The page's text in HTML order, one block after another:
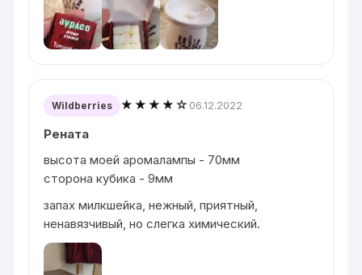
Wildberries ★★★★☆ 06.12.2022
Рената
высота моей аромалампы - 70мм
сторона кубика - 9мм
запах милкшейка, нежный, приятный,
ненавязчивый, но слегка химический.